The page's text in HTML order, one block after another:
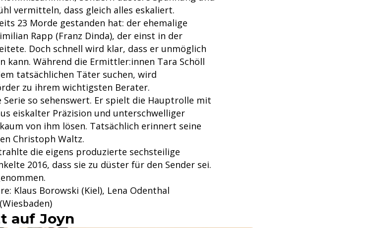
vermitteln, dass gleich alles eskaliert.
23 Morde gestanden hat: der ehemalige
Rapp (Franz Dinda), der einst in der
Doch schnell wird klar, dass er unmöglich
Während die Ermittler:innen Tara Schöll
tatsächlichen Täter suchen, wird
zu ihrem wichtigsten Berater.
so sehenswert. Er spielt die Hauptrolle mit
eiskalter Präzision und unterschwelliger
von ihm lösen. Tatsächlich erinnert seine
Christoph Waltz.
die eigens produzierte sechsteilige
2016, dass sie zu düster für den Sender sei.
Klaus Borowski (Kiel), Lena Odenthal
auf Joyn